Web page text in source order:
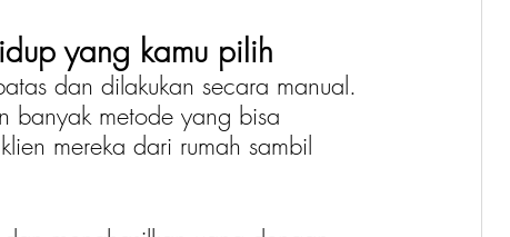
yang kamu pilih
dan dilakukan secara manual.
banyak metode yang bisa
mereka dari rumah sambil